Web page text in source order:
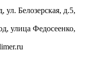
ул. Белозерская, д.5,
улица Федосеенко,